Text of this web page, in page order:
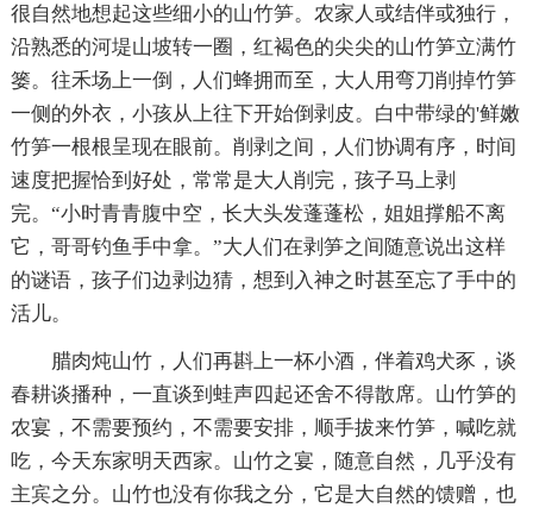
很自然地想起这些细小的山竹笋。农家人或结伴或独行，
沿熟悉的河堤山坡转一圈，红褐色的尖尖的山竹笋立满竹
篓。往禾场上一倒，人们蜂拥而至，大人用弯刀削掉竹笋
一侧的外衣，小孩从上往下开始倒剥皮。白中带绿的'鲜嫩
竹笋一根根呈现在眼前。削剥之间，人们协调有序，时间
速度把握恰到好处，常常是大人削完，孩子马上剥
完。“小时青青腹中空，长大头发蓬蓬松，姐姐撑船不离
它，哥哥钓鱼手中拿。”大人们在剥笋之间随意说出这样
的谜语，孩子们边剥边猜，想到入神之时甚至忘了手中的
活儿。
腊肉炖山竹，人们再斟上一杯小酒，伴着鸡犬豕，谈
春耕谈播种，一直谈到蛙声四起还舍不得散席。山竹笋的
农宴，不需要预约，不需要安排，顺手拔来竹笋，喊吃就
吃，今天东家明天西家。山竹之宴，随意自然，几乎没有
主宾之分。山竹也没有你我之分，它是大自然的馈赠，也